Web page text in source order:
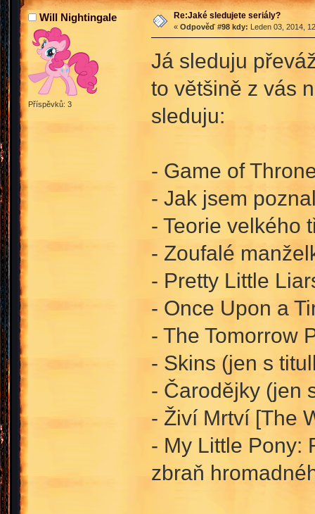
Will Nightingale
Příspěvků: 3
Re:Jaké sledujete seriály?
« Odpověď #98 kdy: Leden 03, 2014,
Já sleduju
to většině z vás
sleduju:
- Game of
- Jak jsem
- Teorie velkého
- Zoufalé
- Pretty Little
- Once Upon a
- The Tomorrow
- Skins (jen s
- Čarodějky (jen
- Živí Mrtví [The
- My Little Pony:
zbraň